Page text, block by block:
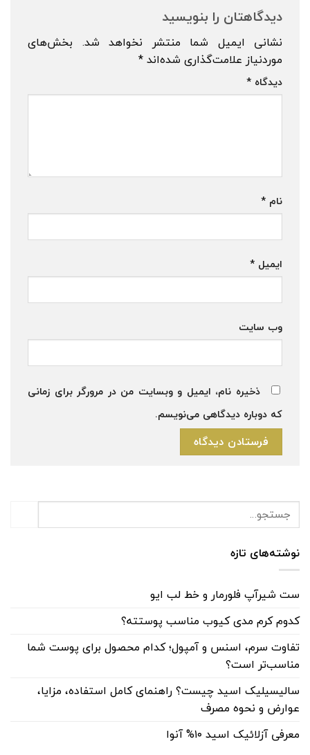
دیدگاهتان را بنویسید
نشانی ایمیل شما منتشر نخواهد شد. بخش‌های
موردنیاز علامت‌گذاری شده‌اند*
دیدگاه *
نام *
ایمیل *
وب‌ سایت
ذخیره نام، ایمیل و وبسایت من در مرورگر برای زمانی
که دوباره دیدگاهی می‌نویسم.
نوشته‌های تازه
ست شیرآپ فلورمار و خط لب ایو
کدوم کرم مدی کیوب مناسب پوستته؟
تفاوت سرم، اسنس و آمپول؛ کدام محصول برای پوست شما
مناسب‌تر است؟
سالیسیلیک اسید چیست؟ راهنمای کامل استفاده، مزایا،
عوارض و نحوه مصرف
معرفی آزلائیک اسید ۱۰% آنوا